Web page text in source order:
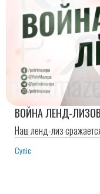
ВОЙНА ЛЕНД-ЛИЗОВ
Наш ленд-лиз
Cynic